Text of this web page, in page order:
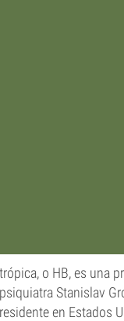
o HB, es una
Stanislav
en Estados